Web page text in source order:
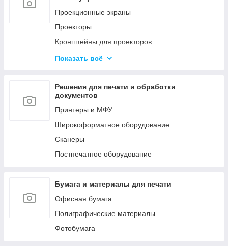
Мобильные стойки
Кронштейны для видео стен и
Конференц-системы
Проекционные экраны
Проекторы
Кронштейны для проекторов
Офисные доски
Показать всё
Решения для печати и обработки
документов
Принтеры и МФУ
Широкоформатное оборудование
Сканеры
Постпечатное оборудование
Бумага и материалы для печати
Офисная бумага
Полиграфические материалы
Фотобумага